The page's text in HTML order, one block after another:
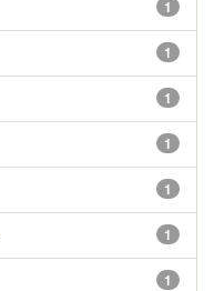
1
1
1
1
1
1
1